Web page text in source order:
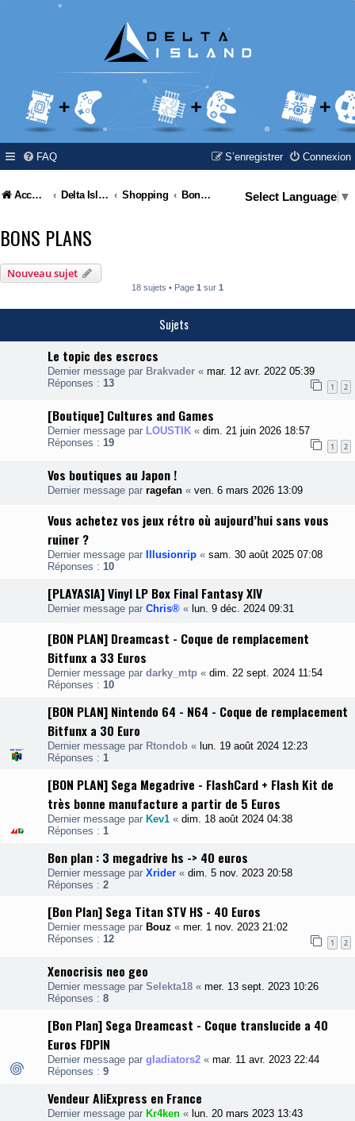
FAQ Connexion
S’enregistrer
Accueil Delta Island Shopping Bons plans Select Language ▼
BONS PLANS
Nouveau sujet
18 sujets • Page 1 sur 1
Sujets
Le topic des escrocs
Dernier message par Brakvader « mar. 12 avr. 2022 05:39
Réponses : 13 1 2
[Boutique] Cultures and Games
Dernier message par LOUSTIK « dim. 21 juin 2026 18:57
Réponses : 19 1 2
Vos boutiques au Japon !
Dernier message par ragefan « ven. 6 mars 2026 13:09
Vous achetez vos jeux rétro où aujourd’hui sans vous
ruiner ?
Dernier message par Illusionrip « sam. 30 août 2025 07:08
Réponses : 10
[PLAYASIA] Vinyl LP Box Final Fantasy XIV
Dernier message par Chris® « lun. 9 déc. 2024 09:31
[BON PLAN] Dreamcast - Coque de remplacement
Bitfunx a 33 Euros
Dernier message par darky_mtp « dim. 22 sept. 2024 11:54
Réponses : 10
[BON PLAN] Nintendo 64 - N64 - Coque de remplacement
Bitfunx a 30 Euro
Dernier message par Rtondob « lun. 19 août 2024 12:23
Réponses : 1
[BON PLAN] Sega Megadrive - FlashCard + Flash Kit de
très bonne manufacture a partir de 5 Euros
Dernier message par Kev1 « dim. 18 août 2024 04:38
Réponses : 1
Bon plan : 3 megadrive hs -> 40 euros
Dernier message par Xrider « dim. 5 nov. 2023 20:58
Réponses : 2
[Bon Plan] Sega Titan STV HS - 40 Euros
Dernier message par Bouz « mer. 1 nov. 2023 21:02
Réponses : 12 1 2
Xenocrisis neo geo
Dernier message par Selekta18 « mer. 13 sept. 2023 10:26
Réponses : 8
[Bon Plan] Sega Dreamcast - Coque translucide a 40
Euros FDPIN
Dernier message par gladiators2 « mar. 11 avr. 2023 22:44
Réponses : 9
Vendeur AliExpress en France
Dernier message par Kr4ken « lun. 20 mars 2023 13:43